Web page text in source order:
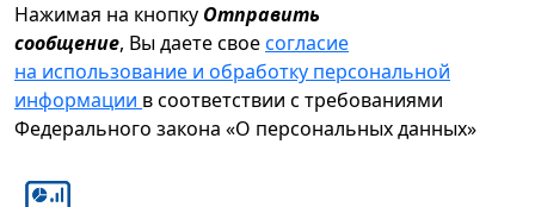
Нажимая на кнопку Отправить
сообщение, Вы даете своесогласие
на использование и обработку персональной
информации в соответствии с требованиями
Федерального закона «О персональных данных»